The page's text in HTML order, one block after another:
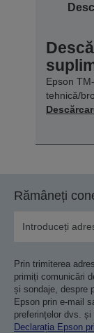
Epson
tehnică/
Rămâneți
Prin trimiterea
primiți comunicări
și sondaje, despre
Epson prin e-mail
preferințelor dvs.
Declarația Epson